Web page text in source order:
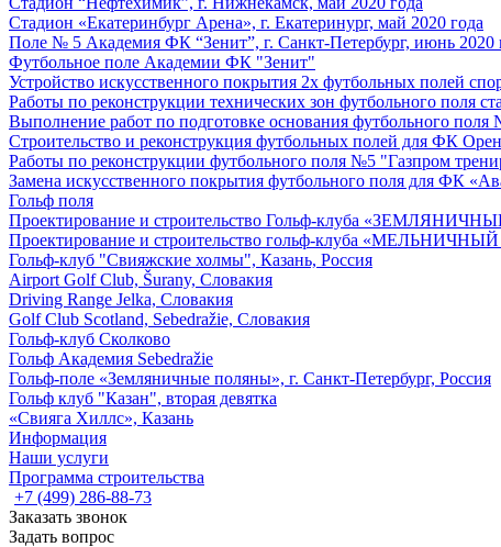
Стадион «Екатеринбург Арена», г. Екатеринург, май 2020 года
Поле № 5 Академия ФК “Зенит”, г. Санкт-Петербург, июнь 2020
Футбольное поле Академии ФК "Зенит"
Устройство искусственного покрытия 2х футбольных полей
Работы по реконструкции технических зон футбольного поля
Выполнение работ по подготовке основания футбольного
Строительство и реконструкция футбольных полей для ФК
Работы по реконструкции футбольного поля №5 "Газпром
Замена искусственного покрытия футбольного поля для ФК
Гольф поля
Проектирование и строительство Гольф-клуба
Проектирование и строительство гольф-клуба
Гольф-клуб "Свияжские холмы", Казань, Россия
Airport Golf Club, Šurany, Словакия
Driving Range Jelka, Словакия
Golf Club Scotland, Sebedražie, Словакия
Гольф-клуб Сколково
Гольф Академия Sebedražie
Гольф-поле «Земляничные поляны», г. Санкт-Петербург, Россия
Гольф клуб "Казан", вторая девятка
«Свияга Хиллс», Казань
Информация
Наши услуги
Программа строительства
+7 (499) 286-88-73
Заказать звонок
Задать вопрос